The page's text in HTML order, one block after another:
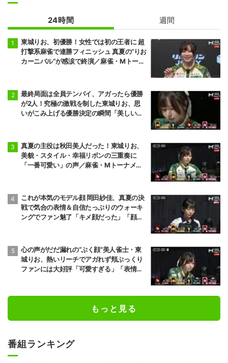
24時間 週間
東城りお、初優勝！女性では初の王者に 超
打撃系麻雀で連勝フィニッシュ 真夏の“りお
カーニバル”が感涙で終演／麻雀・Mトーナ
最終局面は全員テンパイ、アガったら優勝
が2人！究極の激戦を制した東城りお、思
いがこみ上げる優勝決定の瞬間「美しい結
真夏の主役は秋田美人だった！東城りお、
美貌・スタイル・幸福リボンの三重奏に
「一番可愛い」の声／麻雀・Mトーナメン
これが本気のモデル顔 岡田紗佳、真夏の決
戦で気合の表情＆自信たっぷりのウォーキ
ングでファン魅了「キメ顔だった」「顔小
心の声がだだ漏れの“ぷく顔”美人雀士・東
城りお、熱いリーチでアガれず頬ぷっくり
ファンには大好評「可愛すぎる」「表情管
もっと見る
番組ランキング